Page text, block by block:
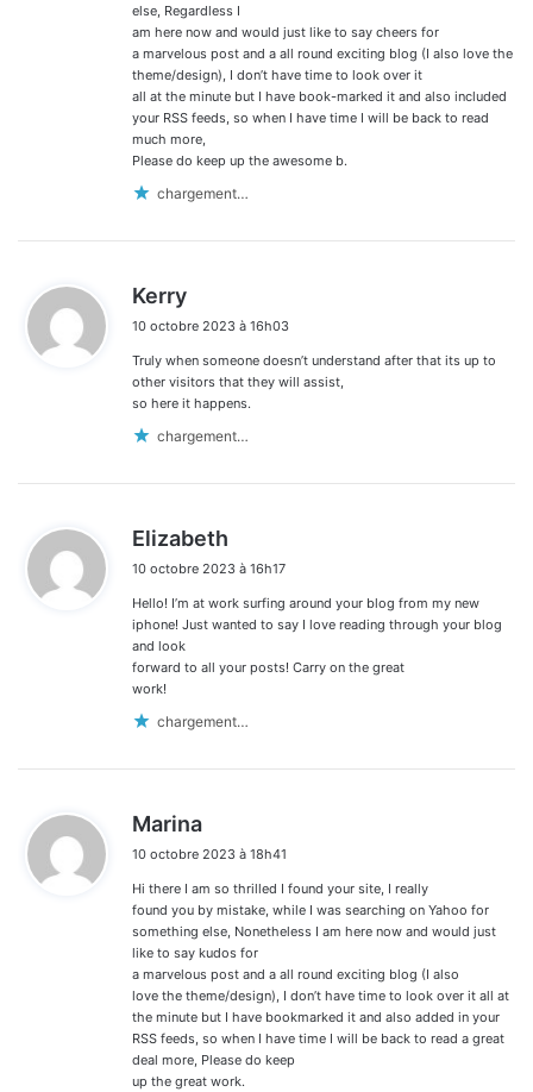
else, Regardless I
am here now and would just like to say cheers for
a marvelous post and a all round exciting blog (I also love the
theme/design), I don’t have time to look over it
all at the minute but I have book-marked it and also included
your RSS feeds, so when I have time I will be back to read
much more,
Please do keep up the awesome b.
chargement…
Kerry
t
:
10 octobre 2023 à 16h03
Truly when someone doesn’t understand after that its up to
other visitors that they will assist,
so here it happens.
chargement…
Elizabeth
t
:
10 octobre 2023 à 16h17
Hello! I’m at work surfing around your blog from my new
iphone! Just wanted to say I love reading through your blog
and look
forward to all your posts! Carry on the great
work!
chargement…
Marina
t
:
10 octobre 2023 à 18h41
Hi there I am so thrilled I found your site, I really
found you by mistake, while I was searching on Yahoo for
something else, Nonetheless I am here now and would just
like to say kudos for
a marvelous post and a all round exciting blog (I also
love the theme/design), I don’t have time to look over it all at
the minute but I have bookmarked it and also added in your
RSS feeds, so when I have time I will be back to read a great
deal more, Please do keep
up the great work.